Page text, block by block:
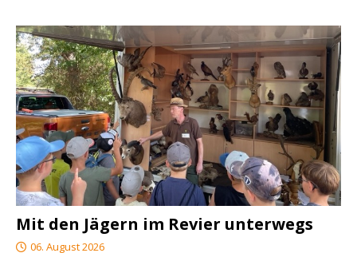
Mit den Jägern im Revier unterwegs
06. August 2026